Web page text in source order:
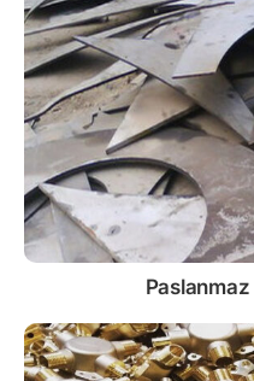
Paslanmaz